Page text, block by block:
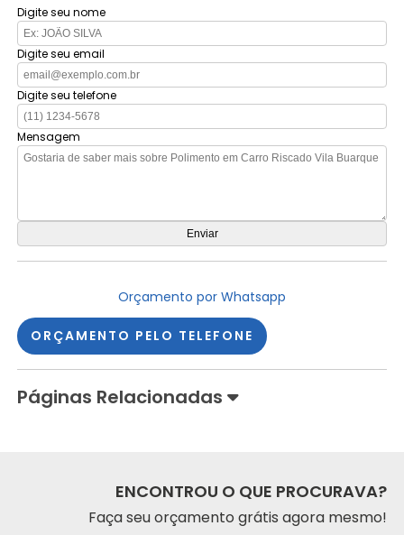
Digite seu nome
Digite seu email
Digite seu telefone
Mensagem
Orçamento por Whatsapp
ORÇAMENTO PELO TELEFONE
Páginas Relacionadas
ENCONTROU O QUE PROCURAVA?
Faça seu orçamento grátis agora mesmo!